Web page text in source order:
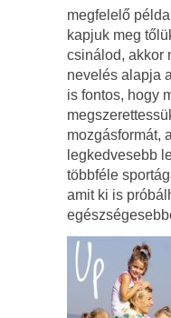
megfelelő
kapjuk meg
csinálod, akkor
nevelés alapja
is fontos, hogy
mozgásformát,
legkedvesebb
többféle
amit ki is